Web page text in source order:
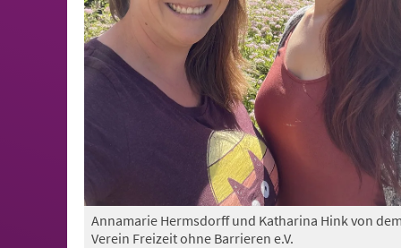
Annamarie Hermsdorff und Katharina Hink von
Verein Freizeit ohne Barrieren e.V.